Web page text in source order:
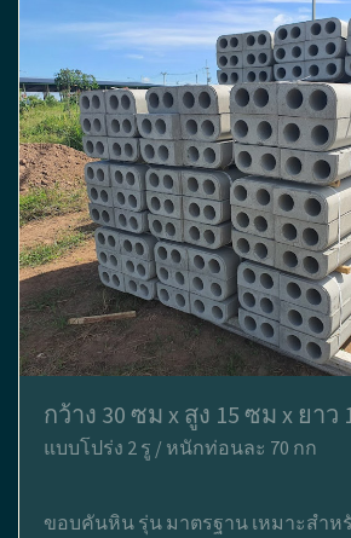
กว้าง 30 ซม x สูง 15 ซม x ยาว
แบบโปร่ง 2 รู / หนักท่อนละ 70 กก
ขอบคันหิน รุ่น มาตรฐาน เหมาะสำ